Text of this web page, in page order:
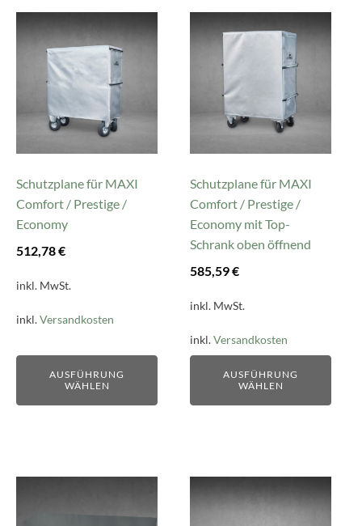
Schutzplane für MAXI
Comfort / Prestige /
Economy
512,78€
inkl. MwSt.
inkl.Versandkosten
AUSFÜHRUNG
WÄHLEN
Produkt
mehrere
Varianten
können
auf
der
Produktseite
werden
Schutzplane für MAXI
Comfort / Prestige /
Economy mit Top-
Schrank oben öffnend
585,59€
inkl. MwSt.
inkl.Versandkosten
AUSFÜHRUNG
WÄHLEN
Produkt
mehrere
Varianten
können
auf
der
Produktseite
gewählt